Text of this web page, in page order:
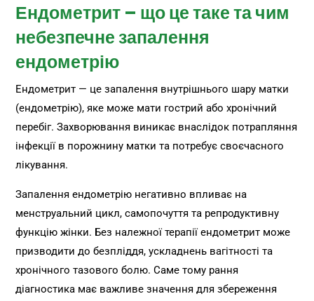
Ендометрит – що це таке та чим
небезпечне запалення
ендометрію
Ендометрит — це запалення внутрішнього шару матки
(ендометрію), яке може мати гострий або хронічний
перебіг. Захворювання виникає внаслідок потрапляння
інфекції в порожнину матки та потребує своєчасного
лікування.
Запалення ендометрію негативно впливає на
менструальний цикл, самопочуття та репродуктивну
функцію жінки. Без належної терапії ендометрит може
призводити до безпліддя, ускладнень вагітності та
хронічного тазового болю. Саме тому рання
діагностика має важливе значення для збереження